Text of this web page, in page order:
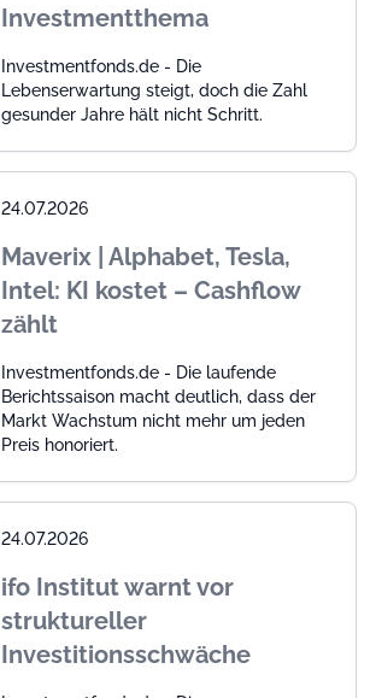
Investmentthema
Investmentfonds.de - Die
Lebenserwartung steigt, doch die Zahl
gesunder Jahre hält nicht Schritt.
24.07.2026
Maverix | Alphabet, Tesla,
Intel: KI kostet – Cashflow
zählt
Investmentfonds.de - Die laufende
Berichtssaison macht deutlich, dass der
Markt Wachstum nicht mehr um jeden
Preis honoriert.
24.07.2026
ifo Institut warnt vor
struktureller
Investitionsschwäche